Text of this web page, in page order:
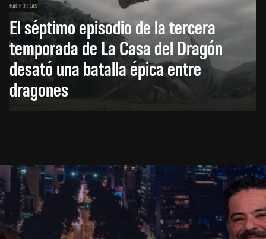
HACE 3 DÍAS
El séptimo episodio de la tercera
temporada de La Casa del Dragón
desató una batalla épica entre
dragones